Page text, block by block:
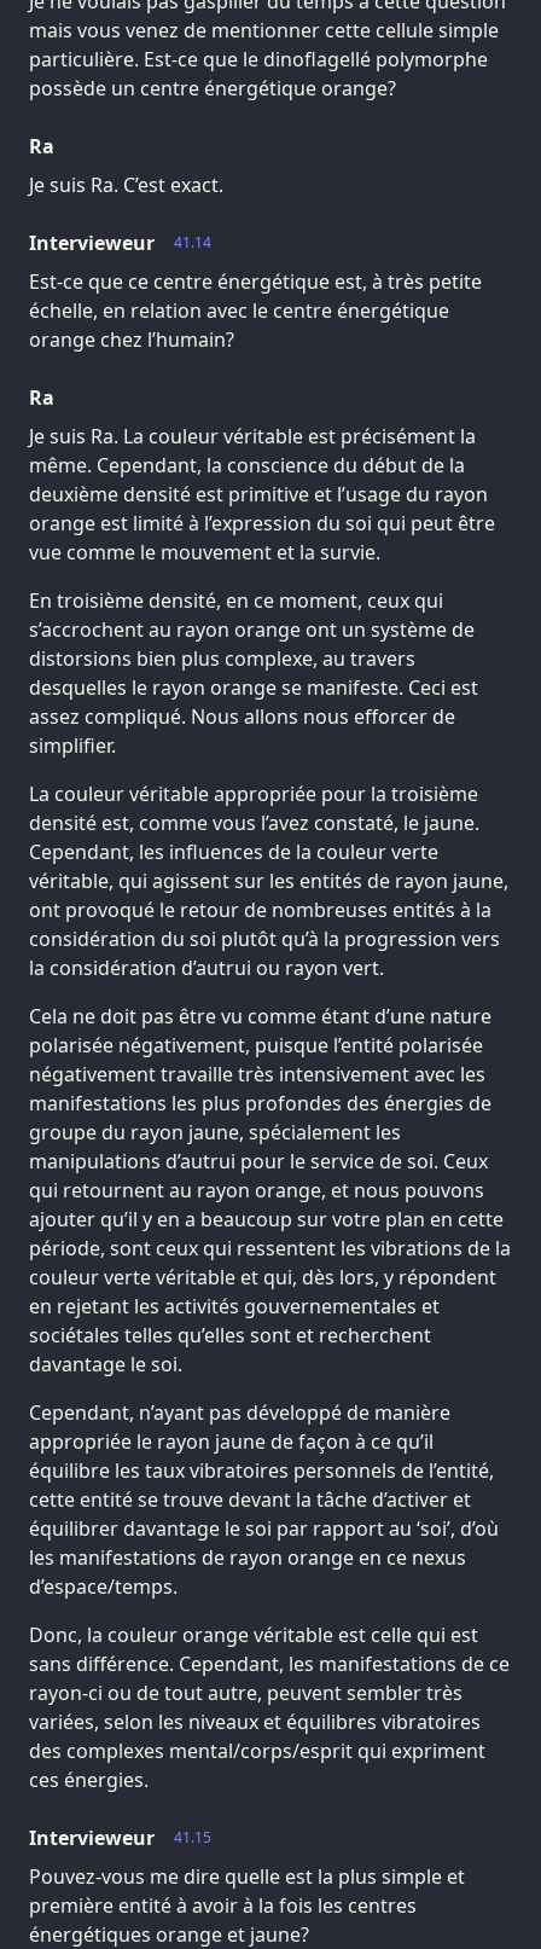
mais vous venez de mentionner cette cellule simple
particulière. Est-ce que le dinoflagellé polymorphe
possède un centre énergétique orange?
Ra
Je suis Ra. C’est exact.
41.14
Intervieweur
Est-ce que ce centre énergétique est, à très petite
échelle, en relation avec le centre énergétique
orange chez l’humain?
Ra
Je suis Ra. La couleur véritable est précisément la
même. Cependant, la conscience du début de la
deuxième densité est primitive et l’usage du rayon
orange est limité à l’expression du soi qui peut être
vue comme le mouvement et la survie.
En troisième densité, en ce moment, ceux qui
s’accrochent au rayon orange ont un système de
distorsions bien plus complexe, au travers
desquelles le rayon orange se manifeste. Ceci est
assez compliqué. Nous allons nous efforcer de
simplifier.
La couleur véritable appropriée pour la troisième
densité est, comme vous l’avez constaté, le jaune.
Cependant, les influences de la couleur verte
véritable, qui agissent sur les entités de rayon jaune,
ont provoqué le retour de nombreuses entités à la
considération du soi plutôt qu’à la progression vers
la considération d’autrui ou rayon vert.
Cela ne doit pas être vu comme étant d’une nature
polarisée négativement, puisque l’entité polarisée
négativement travaille très intensivement avec les
manifestations les plus profondes des énergies de
groupe du rayon jaune, spécialement les
manipulations d’autrui pour le service de soi. Ceux
qui retournent au rayon orange, et nous pouvons
ajouter qu’il y en a beaucoup sur votre plan en cette
période, sont ceux qui ressentent les vibrations de la
couleur verte véritable et qui, dès lors, y répondent
en rejetant les activités gouvernementales et
sociétales telles qu’elles sont et recherchent
davantage le soi.
Cependant, n’ayant pas développé de manière
appropriée le rayon jaune de façon à ce qu’il
équilibre les taux vibratoires personnels de l’entité,
cette entité se trouve devant la tâche d’activer et
équilibrer davantage le soi par rapport au ‘soi’, d’où
les manifestations de rayon orange en ce nexus
d’espace/temps.
Donc, la couleur orange véritable est celle qui est
sans différence. Cependant, les manifestations de ce
rayon-ci ou de tout autre, peuvent sembler très
variées, selon les niveaux et équilibres vibratoires
des complexes mental/corps/esprit qui expriment
ces énergies.
41.15
Intervieweur
Pouvez-vous me dire quelle est la plus simple et
première entité à avoir à la fois les centres
énergétiques orange et jaune?